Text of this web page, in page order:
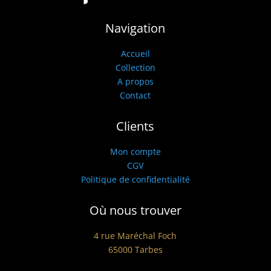
Navigation
Accueil
Collection
A propos
Contact
Clients
Mon compte
CGV
Politique de confidentialité
Où nous trouver
4 rue Maréchal Foch
65000 Tarbes